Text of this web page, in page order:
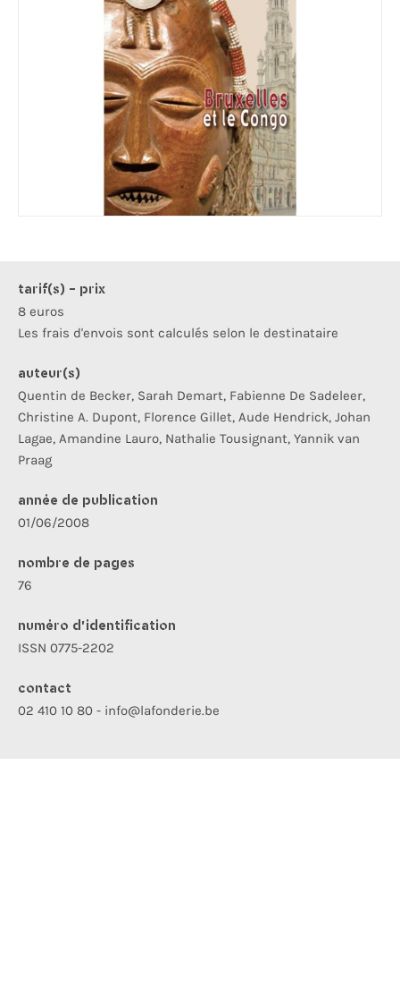
tarif(s) - prix
8 euros
Les frais d'envois sont calculés selon le destinataire
auteur(s)
Quentin de Becker, Sarah Demart, Fabienne De Sadeleer,
Christine A. Dupont, Florence Gillet, Aude Hendrick, Johan
Lagae, Amandine Lauro, Nathalie Tousignant, Yannik van
Praag
année de publication
01/06/2008
nombre de pages
76
numéro d’identification
ISSN 0775-2202
contact
02 410 10 80 - info@lafonderie.be